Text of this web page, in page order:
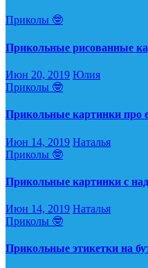
Приколы 🤓
Прикольные рисованные
Июн 20, 2019 Юлия
Приколы 🤓
Прикольные картинки про
Июн 14, 2019 Наталья
Приколы 🤓
Прикольные картинки с
Июн 14, 2019 Наталья
Приколы 🤓
Прикольные этикетки на